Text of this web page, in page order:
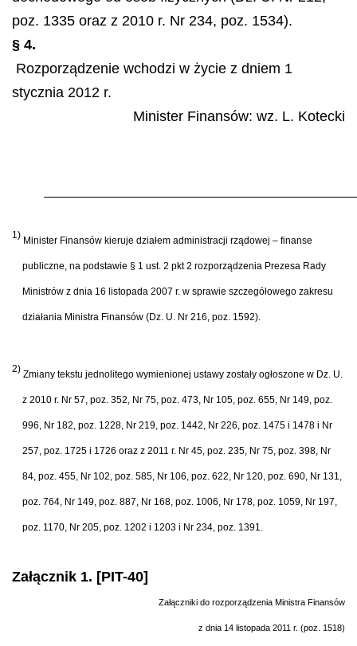
poz. 1335 oraz z 2010 r. Nr 234, poz. 1534).
§ 4.
Rozporządzenie wchodzi w życie z dniem 1
stycznia 2012 r.
Minister Finansów: wz. L. Kotecki
1) Minister Finansów kieruje działem administracji rządowej – finanse
publiczne, na podstawie § 1 ust. 2 pkt 2 rozporządzenia Prezesa Rady
Ministrów z dnia 16 listopada 2007 r. w sprawie szczegółowego zakresu
działania Ministra Finansów (Dz. U. Nr 216, poz. 1592).
2) Zmiany tekstu jednolitego wymienionej ustawy zostały ogłoszone w Dz. U.
z 2010 r. Nr 57, poz. 352, Nr 75, poz. 473, Nr 105, poz. 655, Nr 149, poz.
996, Nr 182, poz. 1228, Nr 219, poz. 1442, Nr 226, poz. 1475 i 1478 i Nr
257, poz. 1725 i 1726 oraz z 2011 r. Nr 45, poz. 235, Nr 75, poz. 398, Nr
84, poz. 455, Nr 102, poz. 585, Nr 106, poz. 622, Nr 120, poz. 690, Nr 131,
poz. 764, Nr 149, poz. 887, Nr 168, poz. 1006, Nr 178, poz. 1059, Nr 197,
poz. 1170, Nr 205, poz. 1202 i 1203 i Nr 234, poz. 1391.
Załącznik 1. [PIT-40]
Załączniki do rozporządzenia Ministra Finansów
z dnia 14 listopada 2011 r. (poz. 1518)